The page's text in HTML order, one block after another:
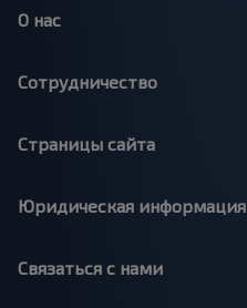
О нас
Сотрудничество
Страницы сайта
Юридическая информация
Связаться с нами